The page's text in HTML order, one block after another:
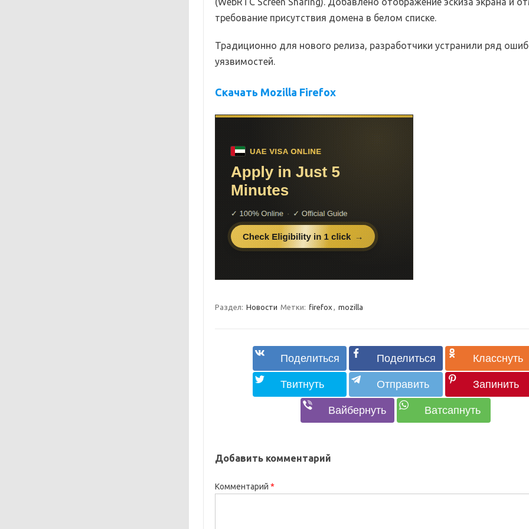
требование присутствия домена в белом списке.
Традиционно для нового релиза, разработчики устранили ряд
уязвимостей.
Скачать Mozilla Firefox
Раздел: Новости Метки: firefox , mozilla
Добавить комментарий
Комментарий*